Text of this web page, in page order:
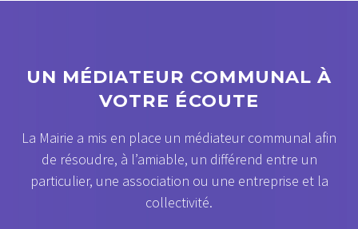
UN MÉDIATEUR COMMUNAL À
VOTRE ÉCOUTE
La Mairie a mis en place un médiateur communal afin
de résoudre, à l’amiable, un différend entre un
particulier, une association ou une entreprise et la
collectivité.